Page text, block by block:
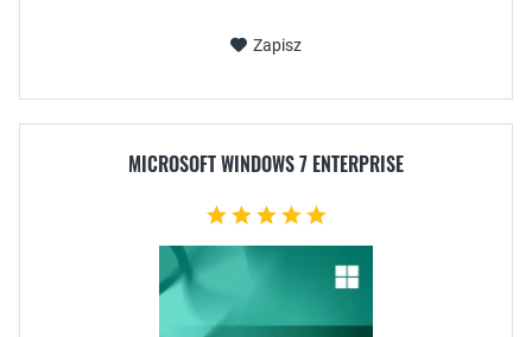
Zapisz
MICROSOFT WINDOWS 7 ENTERPRISE